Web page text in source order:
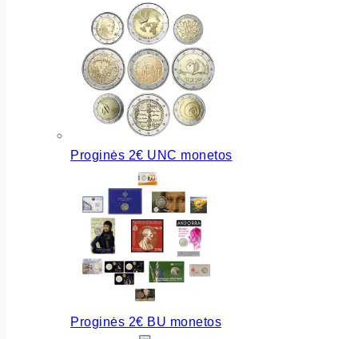
Proginės 2€ UNC monetos
Proginės 2€ BU monetos